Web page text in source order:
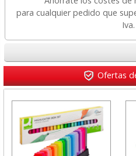
para cualquier pedido que
Iva.
Ofertas